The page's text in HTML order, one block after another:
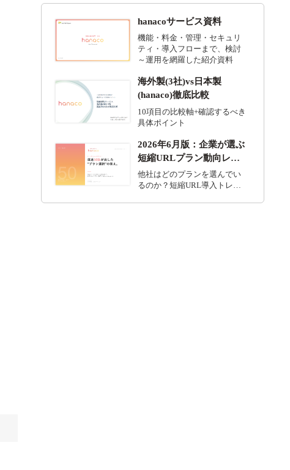
人向けURL管理サービスの最
新トレンドを読み解きます。
hanacoサービス資料
機能・料金・管理・セキュリ
ティ・導入フローまで、検討
～運用を網羅した紹介資料
海外製(3社)vs日本製
(hanaco)徹底比較
10項目の比較軸+確認するべき
具体ポイント
2026年6月版：企業が選ぶ
短縮URLプラン動向レポ
ート
他社はどのプランを選んでい
るのか？短縮URL導入トレン